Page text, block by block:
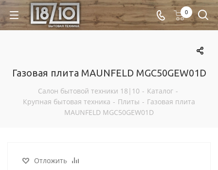
0
Газовая плита MAUNFELD MGC50GEW01D
Салон бытовой техники 18|10 - Каталог -
Крупная бытовая техника - Плиты - Газовая плита
MAUNFELD MGC50GEW01D
Отложить